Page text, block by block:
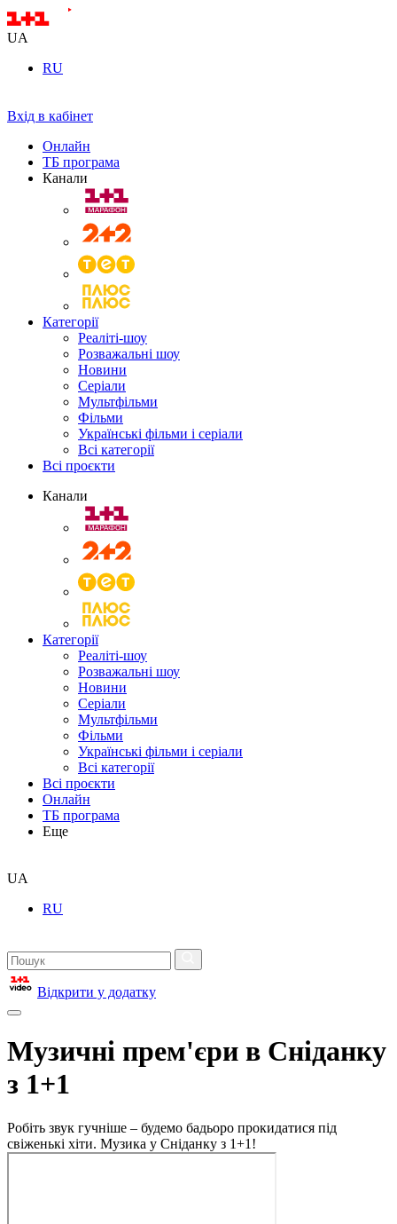
UA
RU
Вхід в кабінет
Онлайн
ТБ програма
Канали
Категорії
Реаліті-шоу
Розважальні шоу
Новини
Серіали
Мультфільми
Фільми
Українські фільми і серіали
Всі категорії
Всі проєкти
Канали
Категорії
Реаліті-шоу
Розважальні шоу
Новини
Серіали
Мультфільми
Фільми
Українські фільми і серіали
Всі категорії
Всі проєкти
Онлайн
ТБ програма
Еще
UA
RU
Відкрити у додатку
Музичні прем'єри в Сніданку
з 1+1
Робіть звук гучніше – будемо бадьоро прокидатися під
свіженькі хіти. Музика у Сніданку з 1+1!